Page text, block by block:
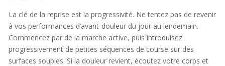
La clé de la reprise est la progressivité. Ne tentez pas de revenir
à vos performances d’avant-douleur du jour au lendemain.
Commencez par de la marche active, puis introduisez
progressivement de petites séquences de course sur des
surfaces souples. Si la douleur revient, écoutez votre corps et